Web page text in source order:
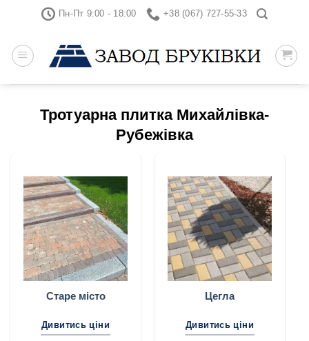
content
Пн-Пт 9:00 - 18:00 +38 (067) 727-55-33
Тротуарна плитка Михайлівка-
Рубежівка
Старе місто
Дивитись ціни
Цегла
Дивитись ціни